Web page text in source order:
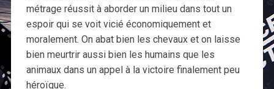
métrage réussit à aborder un milieu dans tout un
espoir qui se voit vicié économiquement et
moralement. On abat bien les chevaux et on laisse
bien meurtrir aussi bien les humains que les
animaux dans un appel à la victoire finalement peu
héroïque.